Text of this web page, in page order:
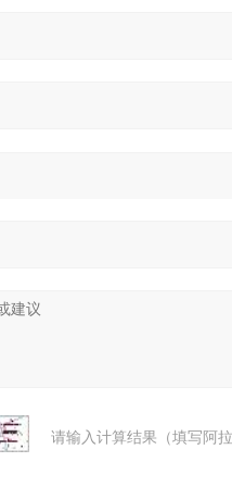
请输入计算结果（填写阿